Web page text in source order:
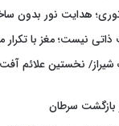
هدایت نور بدون
نیست؛ مغز با تکرار
نخستین علائم
بازگشت سرطان